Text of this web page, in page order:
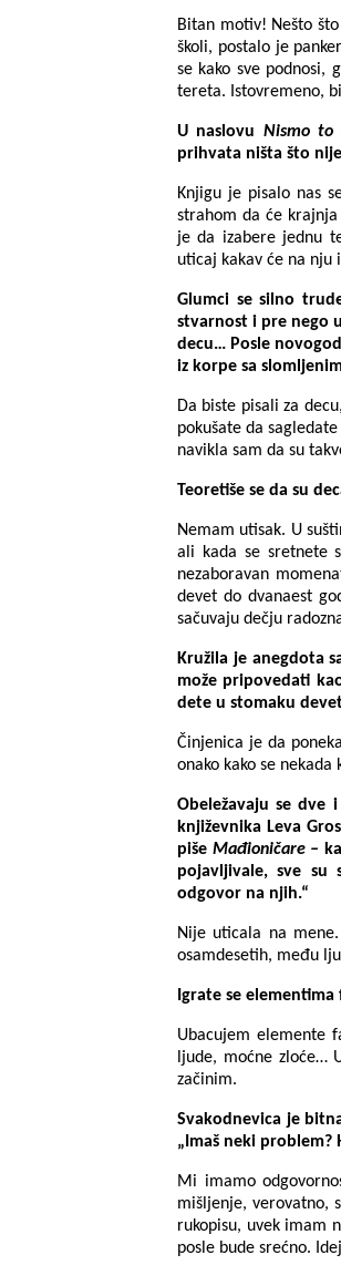
Bitan motiv! Nešto
školi, postalo je
se kako sve podnosi,
tereta. Istovremeno,
U naslovu Nismo to
prihvata ništa što
Knjigu je pisalo nas
strahom da će
je da izabere jednu
uticaj kakav će na nju
Glumci se silno
stvarnost i pre nego
decu… Posle
iz korpe sa
Da biste pisali za
pokušate da
navikla sam da su
Teoretiše se da su
Nemam utisak. U
ali kada se sretnete
nezaboravan
devet do dvanaest
sačuvaju dečju
Kružila je anegdota
može pripovedati
dete u stomaku
Činjenica je da
onako kako se nekada
Obeležavaju se dve
književnika Leva
piše Mađioničare –
pojavljivale, sve su
odgovor na njih.“
Nije uticala na
osamdesetih, među
Igrate se
Ubacujem elemente
ljude, moćne zloće…
začinim.
Svakodnevica je
„Imaš neki problem?
Mi imamo
mišljenje, verovatno,
rukopisu, uvek imam
posle bude srećno.